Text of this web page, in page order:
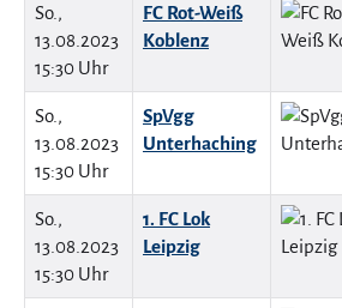
So.,
13.08.2023
15:30 Uhr
FC Rot-Weiß
Koblenz
So.,
13.08.2023
15:30 Uhr
SpVgg
Unterhaching
So.,
13.08.2023
15:30 Uhr
1. FC Lok
Leipzig